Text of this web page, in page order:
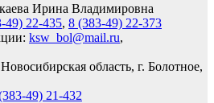
Ирина Владимировна
49) 22-435, 8 (383-49) 22-373
ksw_bol@mail.ru,
область, г. Болотное,
49) 21-432